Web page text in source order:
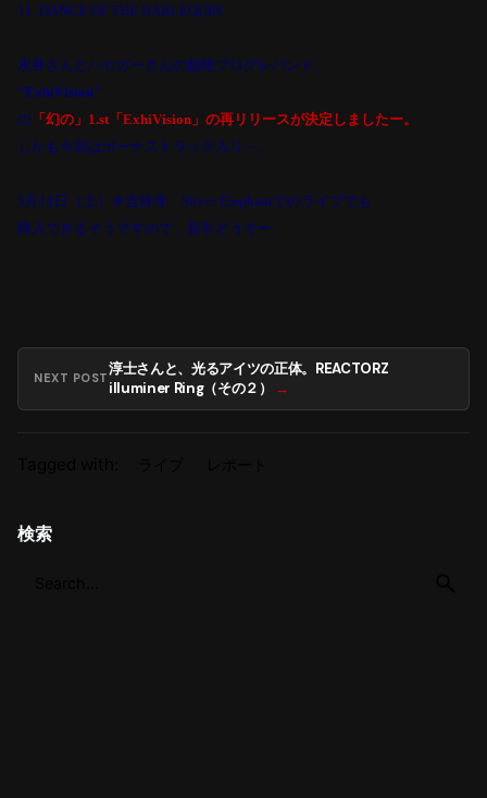
11. DANCE OF THE HARLEQUIN
永井さんとハセガーさんの超絶プログレバンド、
"ExhiVision"
の 「幻の」 1.st 「ExhiVision 」の再リリースが決定しましたー。
しかも今回はボーナストラック入り～。
5 月 11 日（土）＠吉祥寺 Silver Elephantでのライブでも
購入できるそうですので、是非どうぞー。
NEXT POST
淳士さんと、光るアイツの正体。REACTORZ
illuminer Ring（その２）
検索